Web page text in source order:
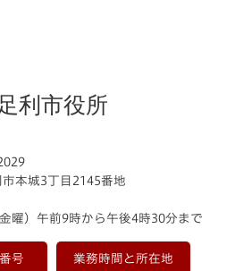
足利市役所
本城3丁目2145番地
曜）午前9時から午後4時30分まで
号 業務時間と所在地